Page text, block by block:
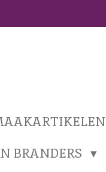
BRANDERS